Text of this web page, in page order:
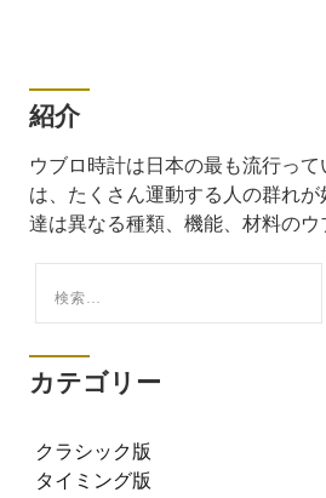
紹介
ウブロ時計は日本の最も流行っ
は、たくさん運動する人の群れ
達は異なる種類、機能、材料のウ
索:
カテゴリー
クラシック版
タイミング版